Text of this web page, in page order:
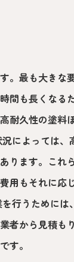
。最も大きな
間も長くなる
耐久性の塗料
によっては、
ります。これ
用もそれに応
行うためには
者から見積も
す。